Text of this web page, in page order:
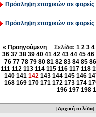
Πρόσληψη εποχικών σε φορείς
Πρόσληψη εποχικών σε φορείς
« ΠροηγούμενηΣελίδα: 1 2 3 4
36 37 38 39 40 41 42 43 44 45 46
76 77 78 79 80 81 82 83 84 85 86
111 112 113 114 115 116 117 118
140 141 142 143 144 145 146
168 169 170 171 172 173 174
196 197 198
[Αρχική σελίδα]